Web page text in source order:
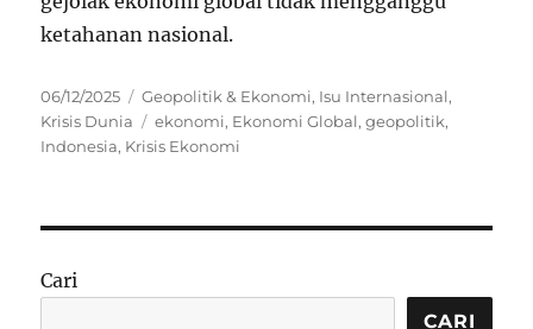
ketahanan nasional.
Posted
on
06/12/2025 Categories
Geopolitik & Ekonomi, Isu Internasional,
Krisis Dunia
Tags
ekonomi, Ekonomi Global,geopolitik,
Indonesia, Krisis Ekonomi
Cari
CARI